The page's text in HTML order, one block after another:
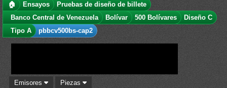
🏠 Ensayos
Pruebas de diseño de billete
Banco Central de Venezuela
Bolívar 500 Bolívares
Diseño C
Tipo A
pbbcv500bs-cap2
Emisores Piezas